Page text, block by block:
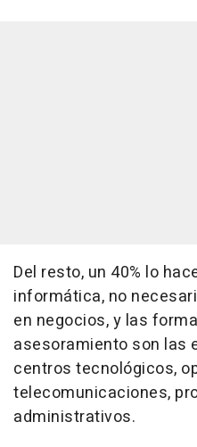
Del resto, un 40% lo
informática, no
en negocios, y las
asesoramiento son las
centros tecnológicos,
telecomunicaciones,
administrativos.